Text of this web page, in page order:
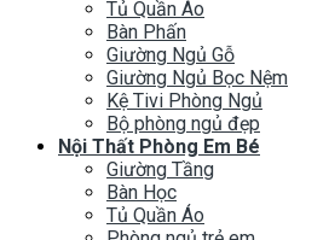
Tủ Quần Áo
Bàn Phấn
Giường Ngủ Gỗ
Giường Ngủ Bọc Nệm
Kệ Tivi Phòng Ngủ
Bộ phòng ngủ đẹp
Nội Thất Phòng Em Bé
Giường Tầng
Bàn Học
Tủ Quần Áo